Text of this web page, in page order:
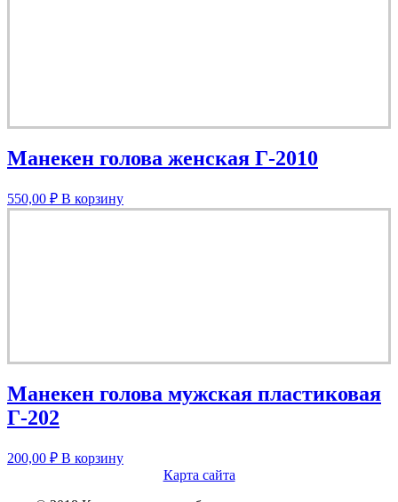
Манекен голова женская Г-2010
550,00 ₽ В корзину
Манекен голова мужская пластиковая
Г-202
200,00 ₽ В корзину
Карта сайта